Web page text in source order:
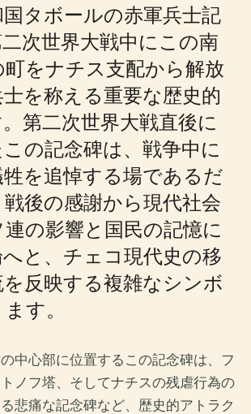
タボールの赤軍兵士記
次世界大戦中にこの南
をナチス支配から解放
を称える重要な歴史的
第二次世界大戦直後に
の記念碑は、戦争中に
を追悼する場であるだ
後の感謝から現代社会
の影響と国民の記憶に
と、チェコ現代史の移
反映する複雑なシンボ
す。
中心部に位置するこの記念碑は、フ
ノフ塔、そしてナチスの残虐行為の
悲痛な記念碑など、歴史的アトラク